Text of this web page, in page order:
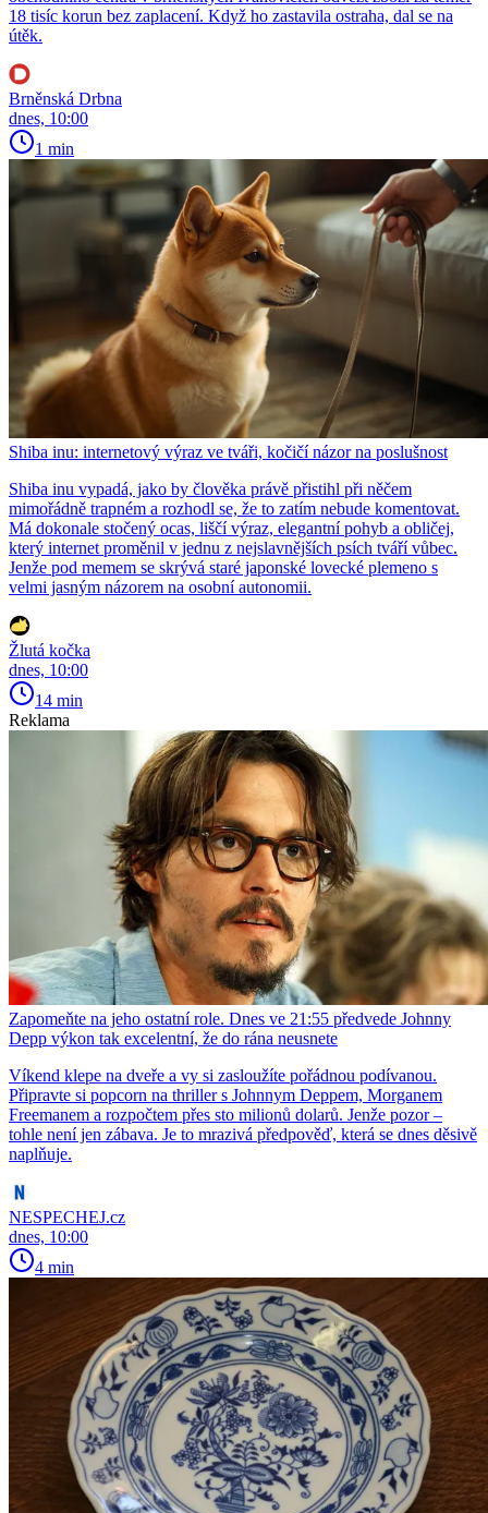
18 tisíc korun bez zaplacení. Když ho zastavila ostraha, dal se na
útěk.
Brněnská Drbna
dnes, 10:00
1 min
Shiba inu: internetový výraz ve tváři, kočičí názor na poslušnost
Shiba inu vypadá, jako by člověka právě přistihl při něčem
mimořádně trapném a rozhodl se, že to zatím nebude komentovat.
Má dokonale stočený ocas, liščí výraz, elegantní pohyb a obličej,
který internet proměnil v jednu z nejslavnějších psích tváří vůbec.
Jenže pod memem se skrývá staré japonské lovecké plemeno s
velmi jasným názorem na osobní autonomii.
Žlutá kočka
dnes, 10:00
14 min
Reklama
Zapomeňte na jeho ostatní role. Dnes ve 21:55 předvede Johnny
Depp výkon tak excelentní, že do rána neusnete
Víkend klepe na dveře a vy si zasloužíte pořádnou podívanou.
Připravte si popcorn na thriller s Johnnym Deppem, Morganem
Freemanem a rozpočtem přes sto milionů dolarů. Jenže pozor –
tohle není jen zábava. Je to mrazivá předpověď, která se dnes děsivě
naplňuje.
NESPECHEJ.cz
dnes, 10:00
4 min